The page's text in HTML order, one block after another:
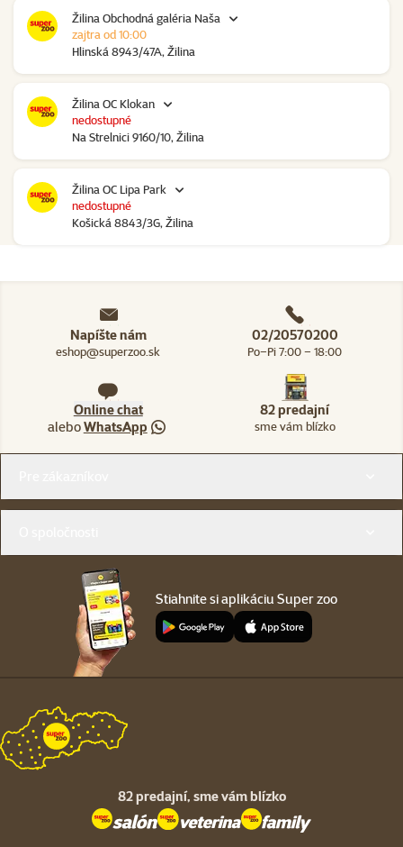
Žilina Obchodná galéria Naša
Hlinská 8943/47A, Žilina
zajtra od 10:00
Žilina OC Klokan
Na Strelnici 9160/10, Žilina
nedostupné
Žilina OC Lipa Park
Košická 8843/3G, Žilina
nedostupné
Napíšte nám
eshop@superzoo.sk
02/20570200
Po–Pi 7:00 – 18:00
Online chat
aleboWhatsApp
82 predajní
sme vám blízko
Stiahnite si aplikáciu Super zoo
82 predajní, sme vám blízko